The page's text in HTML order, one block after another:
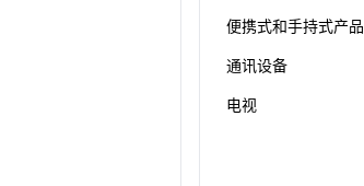
便携式和手持式产品
通讯设备
电视